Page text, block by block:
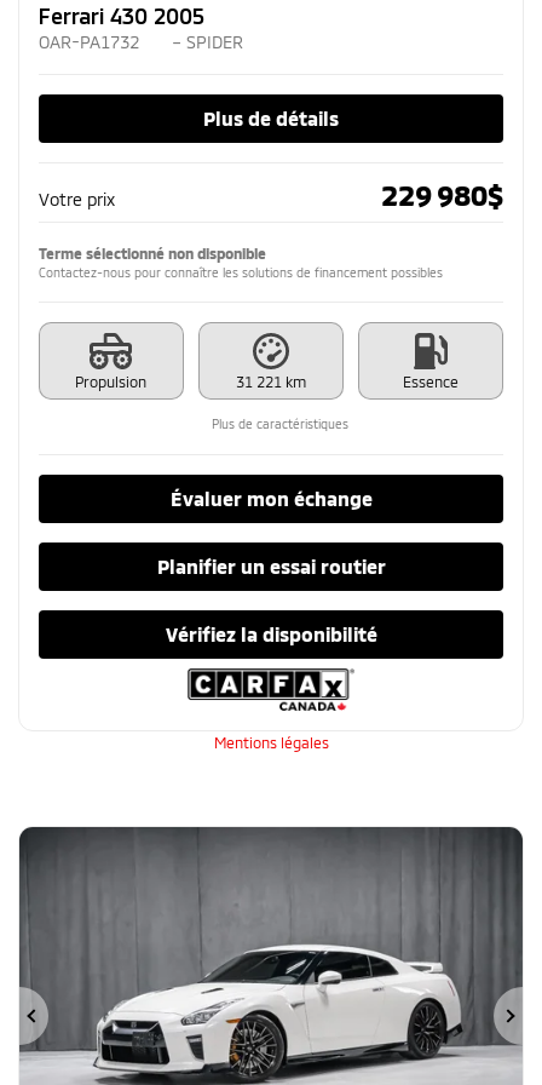
Ferrari 430 2005
OAR-PA1732 – SPIDER
Plus de détails
Votre prix 229 980$
Terme sélectionné non disponible
Contactez-nous pour connaître les solutions de financement possibles
Propulsion 31 221 km Essence
Plus de caractéristiques
Évaluer mon échange
Planifier un essai routier
Vérifiez la disponibilité
Mentions légales
Précédent